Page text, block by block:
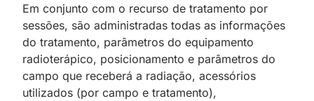
Em conjunto com o recurso de tratamento por
sessões, são administradas todas as informações
do tratamento, parâmetros do equipamento
radioterápico, posicionamento e parâmetros do
campo que receberá a radiação, acessórios
utilizados (por campo e tratamento),